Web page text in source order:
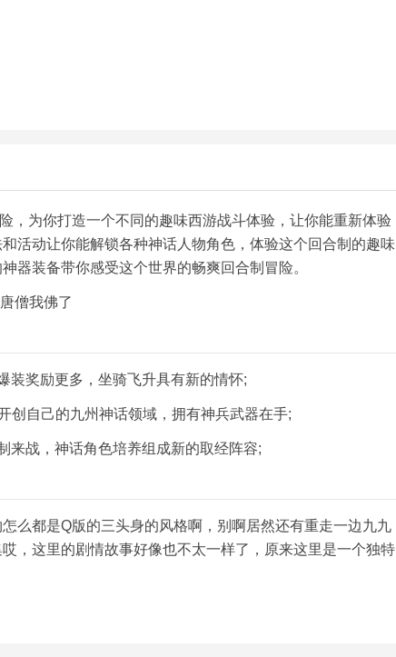
，为你打造一个不同的趣味西游战斗体验，让你能重新体验
活动让你能解锁各种神话人物角色，体验这个回合制的趣味
器装备带你感受这个世界的畅爽回合制冒险。
装奖励更多，坐骑飞升具有新的情怀;
创自己的九州神话领域，拥有神兵武器在手;
来战，神话角色培养组成新的取经阵容;
么都是Q版的三头身的风格啊，别啊居然还有重走一边九九
，这里的剧情故事好像也不太一样了，原来这里是一个独特